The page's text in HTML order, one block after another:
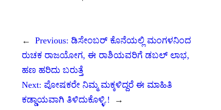
← Previous: ಡಿಸೇಂಬರ್ ಕೊನೆಯಲ್ಲಿ ಮಂಗಳನಿಂದ
ರುಚಕ ರಾಜಯೋಗ, ಈ ರಾಶಿಯವರಿಗೆ ಡಬಲ್ ಲಾಭ,
ಹಣ ಹರಿದು ಬರುತ್ತೆ
Next: ಪೋಷಕರೇ ನಿಮ್ಮ ಮಕ್ಕಳಿದ್ದರೆ ಈ ಮಾಹಿತಿ
ಕಡ್ಡಾಯವಾಗಿ ತಿಳಿದುಕೊಳ್ಳಿ.!
→